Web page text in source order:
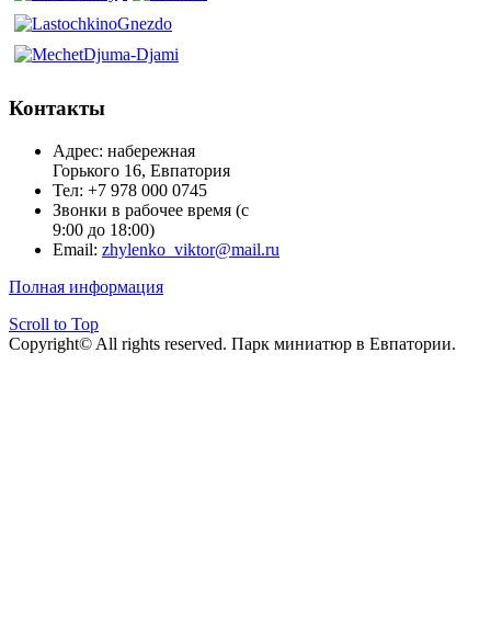
Контакты
Адрес: набережная
Горького 16, Евпатория
Тел: +7 978 000 0745
Звонки в рабочее время (с
9:00 до 18:00)
Email: zhylenko_viktor@mail.ru
Полная информация
Scroll to Top
Copyright© All rights reserved. Парк миниатюр в Евпатории.